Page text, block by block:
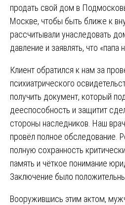
продать свой дом в
Москве, чтобы быть ближе к
рассчитывали унаследовать
давление и заявлять, что «папа
Клиент обратился к нам за
психиатрического
получить документ, который
дееспособность и защитит
стороны наследников. Наш
провёл полное обследование.
полную сохранность
память и чёткое понимание
Заключение было
Вооружившись этим актом,